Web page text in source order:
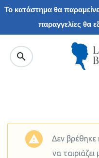
Το κατάστημα θα
παραγγελίες θα
Δεν βρέθηκε
να